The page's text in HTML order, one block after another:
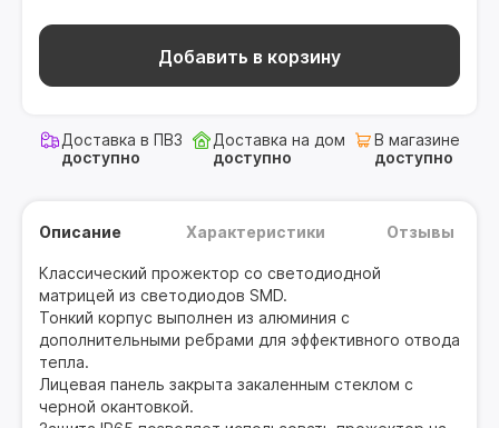
Добавить в корзину
Доставка в ПВЗ
доступно
Доставка на дом
доступно
В магазине
доступно
Описание
Классический прожектор со светодиодной
матрицей из светодиодов SMD.
Тонкий корпус выполнен из алюминия с
дополнительными ребрами для эффективного отвода
тепла.
Лицевая панель закрыта закаленным стеклом с
черной окантовкой.
Характеристики Отзывы